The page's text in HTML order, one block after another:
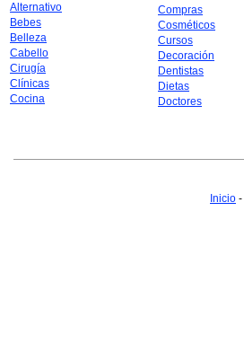
Alternativo
Bebes
Belleza
Cabello
Cirugía
Clínicas
Cocina
Compras
Cosméticos
Cursos
Decoración
Dentistas
Dietas
Doctores
Inicio -